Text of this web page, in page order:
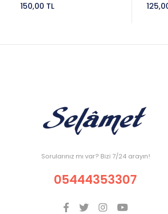
150,00 TL
Sorularınız mı var? Bizi 7/24 arayın!
05444353307